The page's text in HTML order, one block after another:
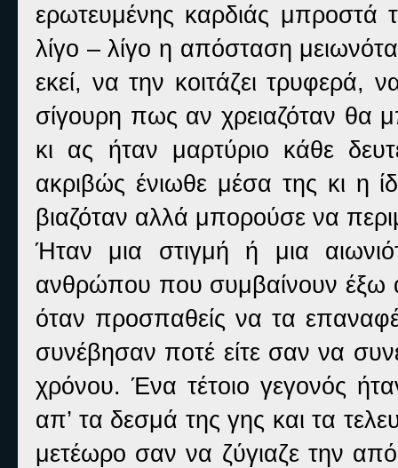
ερωτευμένης καρδιάς μπροστά
λίγο – λίγο η απόσταση
εκεί, να την κοιτάζει τρυφερά,
σίγουρη πως αν χρειαζόταν θα
κι ας ήταν μαρτύριο κάθε
ακριβώς ένιωθε μέσα της κι η
βιαζόταν αλλά μπορούσε να
Ήταν μια στιγμή ή μια
ανθρώπου που συμβαίνουν έξω
όταν προσπαθείς να τα
συνέβησαν ποτέ είτε σαν να
χρόνου. Ένα τέτοιο γεγονός
απ’ τα δεσμά της γης και τα
μετέωρο σαν να ζύγιαζε την